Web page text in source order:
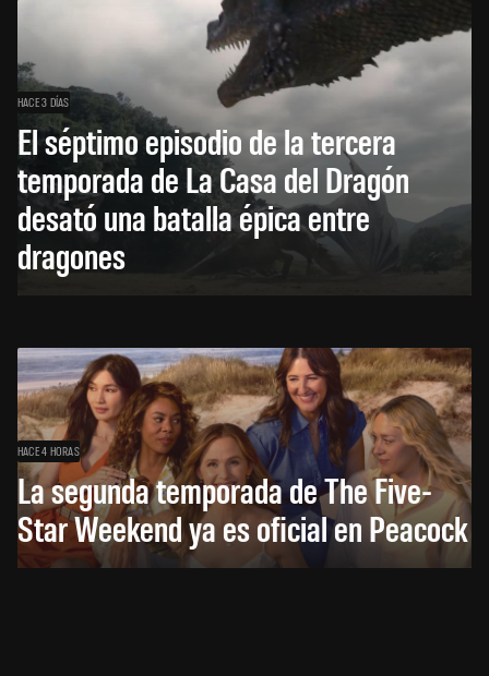
HACE 3 DÍAS
El séptimo episodio de la tercera
temporada de La Casa del Dragón
desató una batalla épica entre
dragones
HACE 4 HORAS
La segunda temporada de The Five-
Star Weekend ya es oficial en Peacock